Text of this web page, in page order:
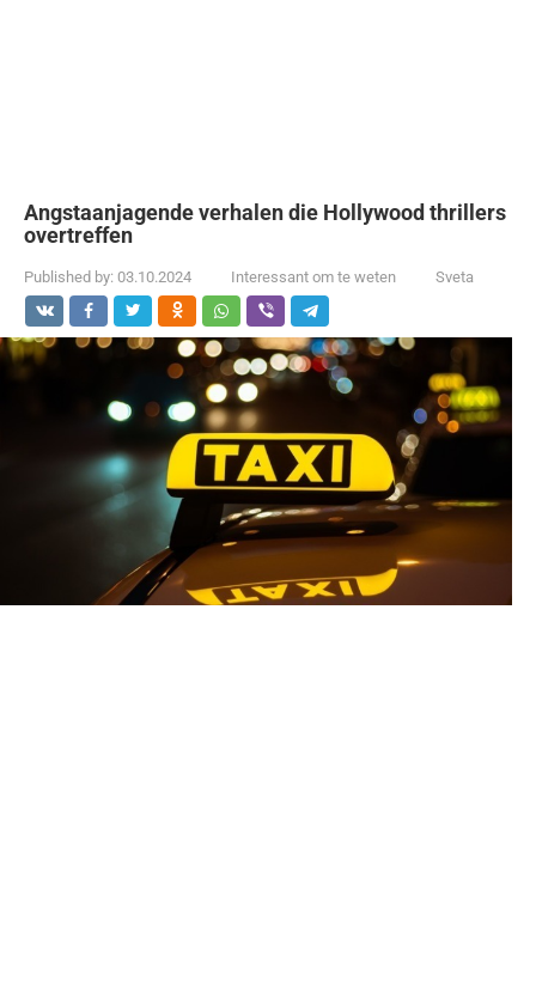
Angstaanjagende verhalen die Hollywood thrillers
overtreffen
Published by: 03.10.2024 Interessant om te weten Sveta